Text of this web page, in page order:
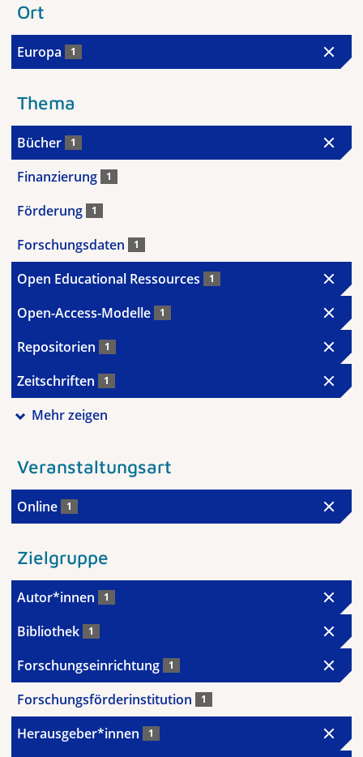
Ort
Europa 1
Thema
Bücher 1
Finanzierung 1
Förderung 1
Forschungsdaten 1
Open Educational Ressources 1
Open-Access-Modelle 1
Repositorien 1
Zeitschriften 1
Mehr zeigen
Veranstaltungsart
Online 1
Zielgruppe
Autor*innen 1
Bibliothek 1
Forschungseinrichtung 1
Forschungsförderinstitution 1
Herausgeber*innen 1